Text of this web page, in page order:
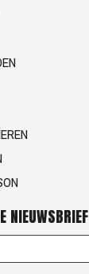
NIEUWSBRIEF